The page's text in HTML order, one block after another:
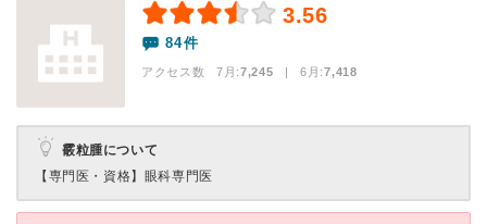
3.56
84件
アクセス数 7月:7,245 | 6月:7,418
霰粒腫について
【専門医・資格】 眼科専門医